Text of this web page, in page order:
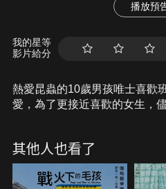
播放預
我的星等
影片給分
熱愛昆蟲的10歲男孩唯士喜歡
愛，為了更接近喜歡的女生，
走上街頭，用自己的方式向不
最初的文宣戰到身體力行的反
似乎愈來愈失控...10歲的他們
其他人也看了